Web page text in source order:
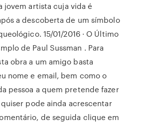
jovem artista cuja vida é
a descoberta de um símbolo
15/01/2016 · O Último
de Paul Sussman . Para
obra a um amigo basta
nome e email, bem como o
pessoa a quem pretende fazer
pode ainda acrescentar
de seguida clique em